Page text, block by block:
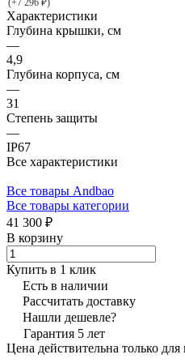
(+7 296 ₽)
Характеристики
Глубина крышки, см
—
4,9
Глубина корпуса, см
—
31
Степень защиты
—
IP67
Все характеристики
Все товары Andbao
Все товары категории
41 300 ₽
В корзину
Купить в 1 клик
Есть в наличии
Рассчитать доставку
Нашли дешевле?
Гарантия 5 лет
Цена действительна только